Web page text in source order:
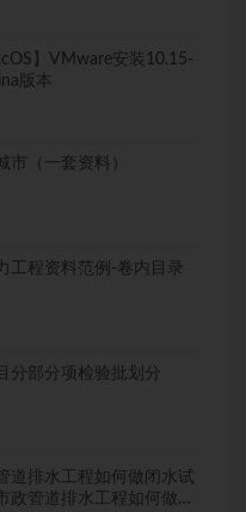
】VMware安装10.15-
版本
市（一套资料）
工程资料范例-卷内目录
分部分项检验批划分
道排水工程如何做闭水试
政管道排水工程如何做闭